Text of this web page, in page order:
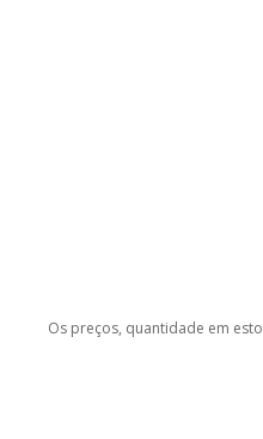
Os preços, quantidade em